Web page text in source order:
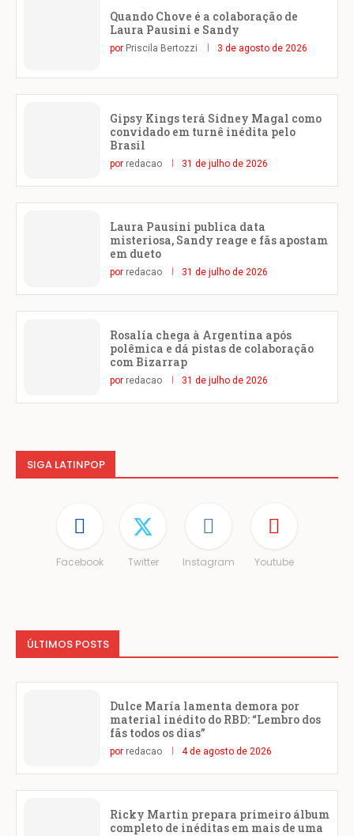
Quando Chove é a colaboração de
Laura Pausini e Sandy
por Priscila Bertozzi 3 de agosto de 2026
Gipsy Kings terá Sidney Magal como
convidado em turnê inédita pelo
Brasil
por redacao 31 de julho de 2026
Laura Pausini publica data
misteriosa, Sandy reage e fãs apostam
em dueto
por redacao 31 de julho de 2026
Rosalía chega à Argentina após
polêmica e dá pistas de colaboração
com Bizarrap
por redacao 31 de julho de 2026
SIGA LATINPOP
Facebook Twitter Instagram Youtube
ÚLTIMOS POSTS
Dulce María lamenta demora por
material inédito do RBD: “Lembro dos
fãs todos os dias”
por redacao 4 de agosto de 2026
Ricky Martin prepara primeiro álbum
completo de inéditas em mais de uma